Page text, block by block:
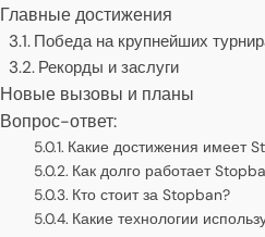
Главные достижения
Победа на крупнейших
Рекорды и заслуги
Новые вызовы и планы
Вопрос-ответ:
Какие достижения имеет
Как долго работает
Кто стоит за Stopban?
Какие технологии